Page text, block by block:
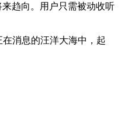
趋向。用户只需被动收听
消息的汪洋大海中，起